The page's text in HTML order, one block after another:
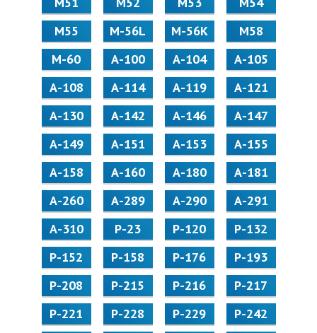
М55
M-56L M-56K
М58
M-60
А-100 А-104
А-105
А-108
А-114 А-119
А-121
А-130
А-142 А-146
А-147
А-149
А-151 А-153
А-155
А-158
А-160 А-180
А-181
А-260
А-289 А-290
А-291
А-310
Р-23 Р-120
Р-132
Р-152
Р-158 Р-176
Р-193
Р-208
Р-215 Р-216
Р-217
Р-221
Р-228 Р-229
Р-242